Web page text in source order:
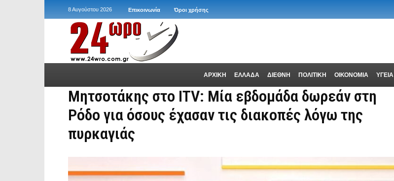
8 Αυγούστου 2026 Επικοινωνία Όροι χρήσης
ΑΡΧΙΚΗ ΕΛΛΑΔΑ ΔΙΕΘΝΗ ΠΟΛΙΤΙΚΗ ΟΙΚΟΝΟΜΙΑ ΥΓΕΙΑ
Μητσοτάκης στο ITV: Μία εβδομάδα δωρεάν στη
Ρόδο για όσους έχασαν τις διακοπές λόγω της
πυρκαγιάς